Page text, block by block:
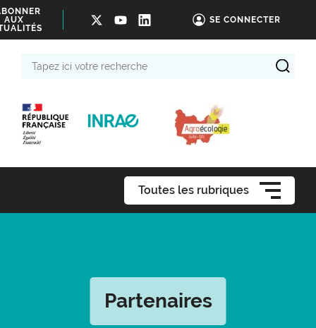
AUX
SE CONNECTER
Toutes les rubriques
Partenaires